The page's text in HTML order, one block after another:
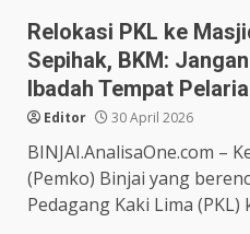
Relokasi PKL ke
Sepihak, BKM:
Ibadah Tempat
Editor 30 April 2026
BINJAI.AnalisaOne.com –
(Pemko) Binjai yang
Pedagang Kaki Lima (PKL)